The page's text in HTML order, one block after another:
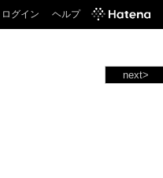
ログイン ヘルプ
next>